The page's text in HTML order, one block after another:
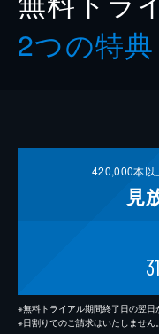
2つの特典
420,000本以
見
31
※無料トライアル期間終了日の翌日
※日割りでのご請求はいたしません。